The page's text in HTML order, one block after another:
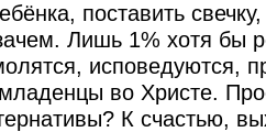
поставить
Лишь 1% хотя бы
исповедуются,
во Христе.
К счастью,